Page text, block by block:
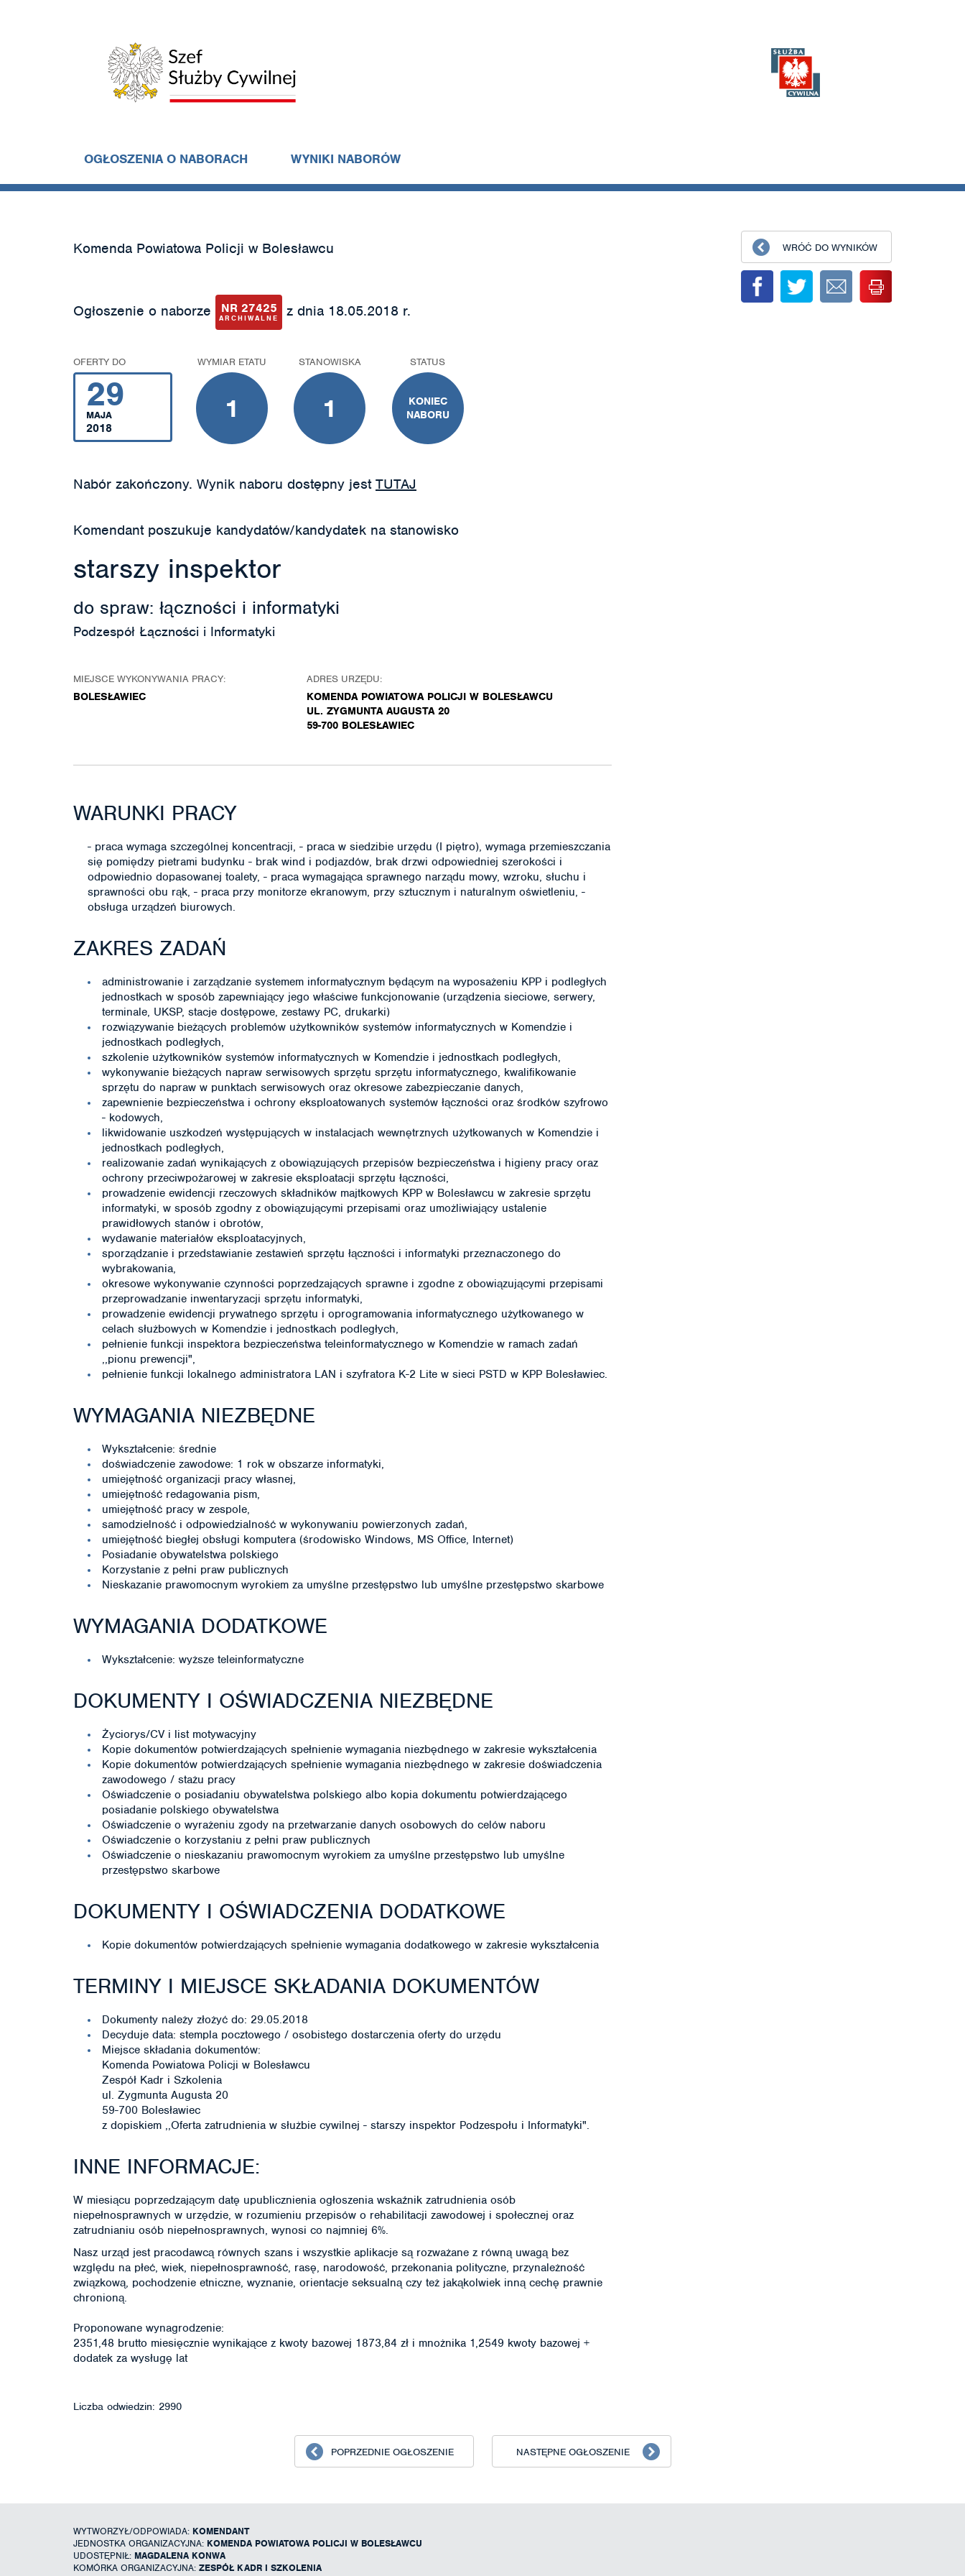
OGŁOSZENIA O NABORACH WYNIKI NABORÓW
Komenda Powiatowa Policji w Bolesławcu
Ogłoszenie o naborze NR 27425
ARCHIWALNE z dnia 18.05.2018 r.
OFERTY DO
29
MAJA
2018
WYMIAR ETATU
1
STANOWISKA
1
STATUS
KONIEC
NABORU
Nabór zakończony. Wynik naboru dostępny jest TUTAJ
Komendant poszukuje kandydatów/kandydatek na stanowisko
starszy inspektor
do spraw: łączności i informatyki
Podzespół Łączności i Informatyki
MIEJSCE WYKONYWANIA PRACY:
BOLESŁAWIEC
ADRES URZĘDU:
KOMENDA POWIATOWA POLICJI W BOLESŁAWCU
UL. ZYGMUNTA AUGUSTA 20
59-700 BOLESŁAWIEC
WARUNKI PRACY
- praca wymaga szczególnej koncentracji, - praca w siedzibie urzędu (I piętro), wymaga przemieszczania
się pomiędzy pietrami budynku - brak wind i podjazdów, brak drzwi odpowiedniej szerokości i
odpowiednio dopasowanej toalety, - praca wymagająca sprawnego narządu mowy, wzroku, słuchu i
sprawności obu rąk, - praca przy monitorze ekranowym, przy sztucznym i naturalnym oświetleniu, -
obsługa urządzeń biurowych.
ZAKRES ZADAŃ
administrowanie i zarządzanie systemem informatycznym będącym na wyposażeniu KPP i podległych
jednostkach w sposób zapewniający jego właściwe funkcjonowanie (urządzenia sieciowe, serwery,
terminale, UKSP, stacje dostępowe, zestawy PC, drukarki)
rozwiązywanie bieżących problemów użytkowników systemów informatycznych w Komendzie i
jednostkach podległych,
szkolenie użytkowników systemów informatycznych w Komendzie i jednostkach podległych,
wykonywanie bieżących napraw serwisowych sprzętu sprzętu informatycznego, kwalifikowanie
sprzętu do napraw w punktach serwisowych oraz okresowe zabezpieczanie danych,
zapewnienie bezpieczeństwa i ochrony eksploatowanych systemów łączności oraz środków szyfrowo
- kodowych,
likwidowanie uszkodzeń występujących w instalacjach wewnętrznych użytkowanych w Komendzie i
jednostkach podległych,
realizowanie zadań wynikających z obowiązujących przepisów bezpieczeństwa i higieny pracy oraz
ochrony przeciwpożarowej w zakresie eksploatacji sprzętu łączności,
prowadzenie ewidencji rzeczowych składników majtkowych KPP w Bolesławcu w zakresie sprzętu
informatyki, w sposób zgodny z obowiązującymi przepisami oraz umożliwiający ustalenie
prawidłowych stanów i obrotów,
wydawanie materiałów eksploatacyjnych,
sporządzanie i przedstawianie zestawień sprzętu łączności i informatyki przeznaczonego do
wybrakowania,
okresowe wykonywanie czynności poprzedzających sprawne i zgodne z obowiązującymi przepisami
przeprowadzanie inwentaryzacji sprzętu informatyki,
prowadzenie ewidencji prywatnego sprzętu i oprogramowania informatycznego użytkowanego w
celach służbowych w Komendzie i jednostkach podległych,
pełnienie funkcji inspektora bezpieczeństwa teleinformatycznego w Komendzie w ramach zadań
,,pionu prewencji",
pełnienie funkcji lokalnego administratora LAN i szyfratora K-2 Lite w sieci PSTD w KPP Bolesławiec.
WYMAGANIA NIEZBĘDNE
Wykształcenie: średnie
doświadczenie zawodowe: 1 rok w obszarze informatyki,
umiejętność organizacji pracy własnej,
umiejętność redagowania pism,
umiejętność pracy w zespole,
samodzielność i odpowiedzialność w wykonywaniu powierzonych zadań,
umiejętność biegłej obsługi komputera (środowisko Windows, MS Office, Internet)
Posiadanie obywatelstwa polskiego
Korzystanie z pełni praw publicznych
Nieskazanie prawomocnym wyrokiem za umyślne przestępstwo lub umyślne przestępstwo skarbowe
WYMAGANIA DODATKOWE
Wykształcenie: wyższe teleinformatyczne
DOKUMENTY I OŚWIADCZENIA NIEZBĘDNE
Życiorys/CV i list motywacyjny
Kopie dokumentów potwierdzających spełnienie wymagania niezbędnego w zakresie wykształcenia
Kopie dokumentów potwierdzających spełnienie wymagania niezbędnego w zakresie doświadczenia
zawodowego / stażu pracy
Oświadczenie o posiadaniu obywatelstwa polskiego albo kopia dokumentu potwierdzającego
posiadanie polskiego obywatelstwa
Oświadczenie o wyrażeniu zgody na przetwarzanie danych osobowych do celów naboru
Oświadczenie o korzystaniu z pełni praw publicznych
Oświadczenie o nieskazaniu prawomocnym wyrokiem za umyślne przestępstwo lub umyślne
przestępstwo skarbowe
DOKUMENTY I OŚWIADCZENIA DODATKOWE
Kopie dokumentów potwierdzających spełnienie wymagania dodatkowego w zakresie wykształcenia
TERMINY I MIEJSCE SKŁADANIA DOKUMENTÓW
Dokumenty należy złożyć do: 29.05.2018
Decyduje data: stempla pocztowego / osobistego dostarczenia oferty do urzędu
Miejsce składania dokumentów:
Komenda Powiatowa Policji w Bolesławcu
Zespół Kadr i Szkolenia
ul. Zygmunta Augusta 20
59-700 Bolesławiec
z dopiskiem ,,Oferta zatrudnienia w służbie cywilnej - starszy inspektor Podzespołu i Informatyki".
INNE INFORMACJE:
W miesiącu poprzedzającym datę upublicznienia ogłoszenia wskaźnik zatrudnienia osób
niepełnosprawnych w urzędzie, w rozumieniu przepisów o rehabilitacji zawodowej i społecznej oraz
zatrudnianiu osób niepełnosprawnych, wynosi co najmniej 6%.
Nasz urząd jest pracodawcą równych szans i wszystkie aplikacje są rozważane z równą uwagą bez
względu na płeć, wiek, niepełnosprawność, rasę, narodowość, przekonania polityczne, przynależność
związkową, pochodzenie etniczne, wyznanie, orientacje seksualną czy też jakąkolwiek inną cechę prawnie
chronioną.
Proponowane wynagrodzenie:
2351,48 brutto miesięcznie wynikające z kwoty bazowej 1873,84 zł i mnożnika 1,2549 kwoty bazowej +
dodatek za wysługę lat
WRÓĆ DO WYNIKÓW
Liczba odwiedzin: 2990
POPRZEDNIE OGŁOSZENIE NASTĘPNE OGŁOSZENIE
WYTWORZYŁ/ODPOWIADA: KOMENDANT
JEDNOSTKA ORGANIZACYJNA: KOMENDA POWIATOWA POLICJI W BOLESŁAWCU
UDOSTĘPNIŁ: MAGDALENA KONWA
KOMÓRKA ORGANIZACYJNA: ZESPÓŁ KADR I SZKOLENIA